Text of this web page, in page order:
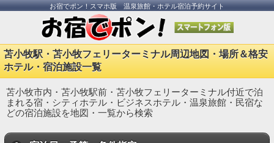
お宿でポン！スマホ版 温泉旅館・ホテル宿泊予約サイト
苫小牧駅・苫小牧フェリーターミナル周辺地図・場所＆格安
ホテル・宿泊施設一覧
苫小牧市内・苫小牧駅前・苫小牧フェリーターミナル付近で泊
まれる宿・シティホテル・ビジネスホテル・温泉旅館・民宿な
どの宿泊施設を地図・一覧から検索